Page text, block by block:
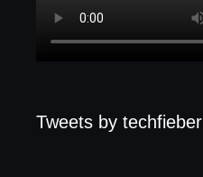
Tweets by techfieber